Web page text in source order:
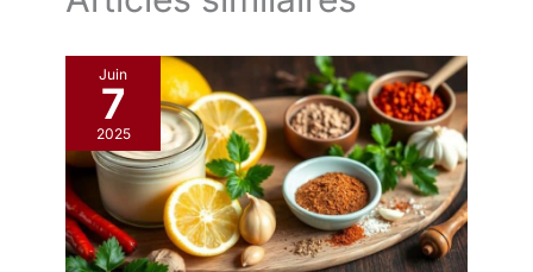
Juin
7
2025